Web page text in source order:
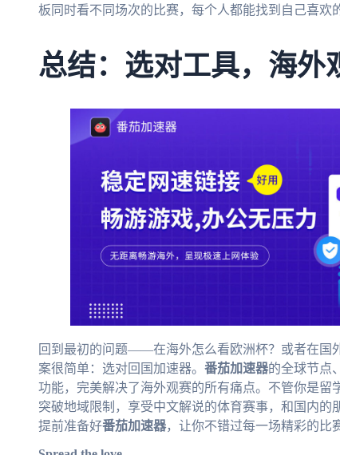
板同时看不同场次的比赛，每个人都能找到自己喜欢
总结：选对工具，海外
回到最初的问题——在海外怎么看欧洲杯？或者在国
案很简单：选对回国加速器。 番茄加速器的全球节点
功能，完美解决了海外观赛的所有痛点。不管你是
突破地域限制，享受中文解说的体育赛事，和国内的
提前准备好番茄加速器，让你不错过每一场精彩的比